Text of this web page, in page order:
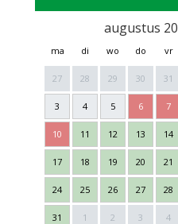
augustus
ma di wo do vr
27 28 29 30 31
3 4 5 6 7
10 11 12 13 14
17 18 19 20 21
24 25 26 27 28
31 1 2 3 4